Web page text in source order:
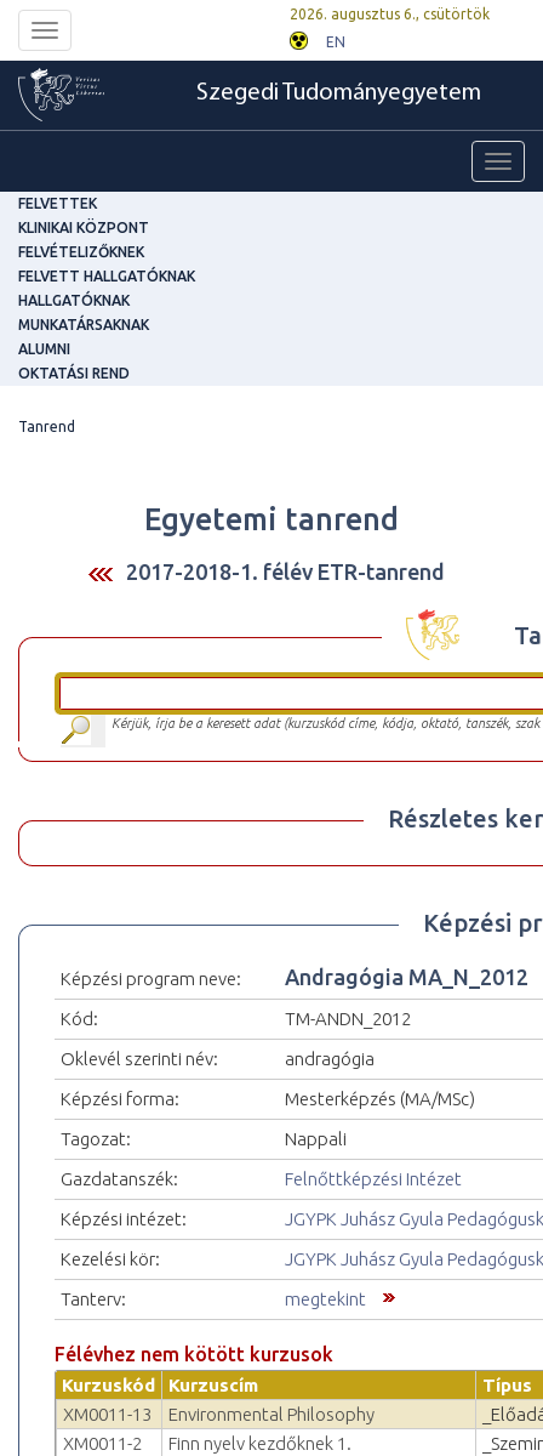
Toggle
navigation
2026. augusztus 6., csütörtök
EN
Szegedi Tudományegyetem
FELVETTEK
KLINIKAI KÖZPONT
FELVÉTELIZŐKNEK
FELVETT HALLGATÓKNAK
HALLGATÓKNAK
MUNKATÁRSAKNAK
ALUMNI
OKTATÁSI REND
Tanrend
Egyetemi tanrend
2017-2018-1. félév ETR-tanrend
Kérjük, írja be a keresett adat (kurzuskód címe, kódja, oktató, tanszék,
Részletes
Képzési
Képzési program neve: Andragógia MA_N_2012
Kód:
TM-ANDN_2012
Oklevél szerinti név:
andragógia
Képzési forma:
Mesterképzés (MA/MSc)
Tagozat:
Nappali
Gazdatanszék:
Felnőttképzési Intézet
Képzési intézet:
JGYPK Juhász Gyula
Kezelési kör:
JGYPK Juhász Gyula
Tanterv:
megtekint
Félévhez nem kötött kurzusok
Kurzuskód Kurzuscím
Típus
XM0011-13
Environmental Philosophy
XM0011-2
Finn nyelv kezdőknek 1.